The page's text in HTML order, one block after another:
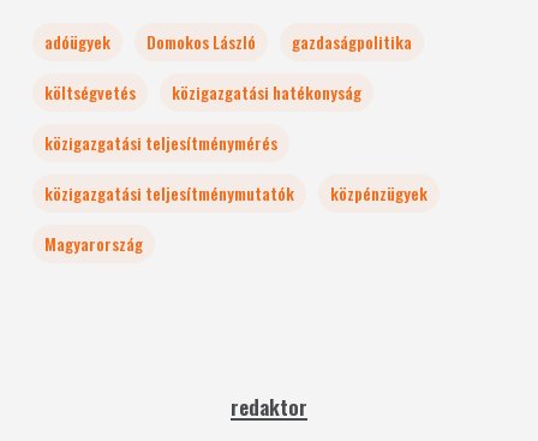
adóügyek Domokos László
gazdaságpolitika
költségvetés
közigazgatási hatékonyság
közigazgatási teljesítménymérés
közigazgatási teljesítménymutatók
közpénzügyek
Magyarország
redaktor